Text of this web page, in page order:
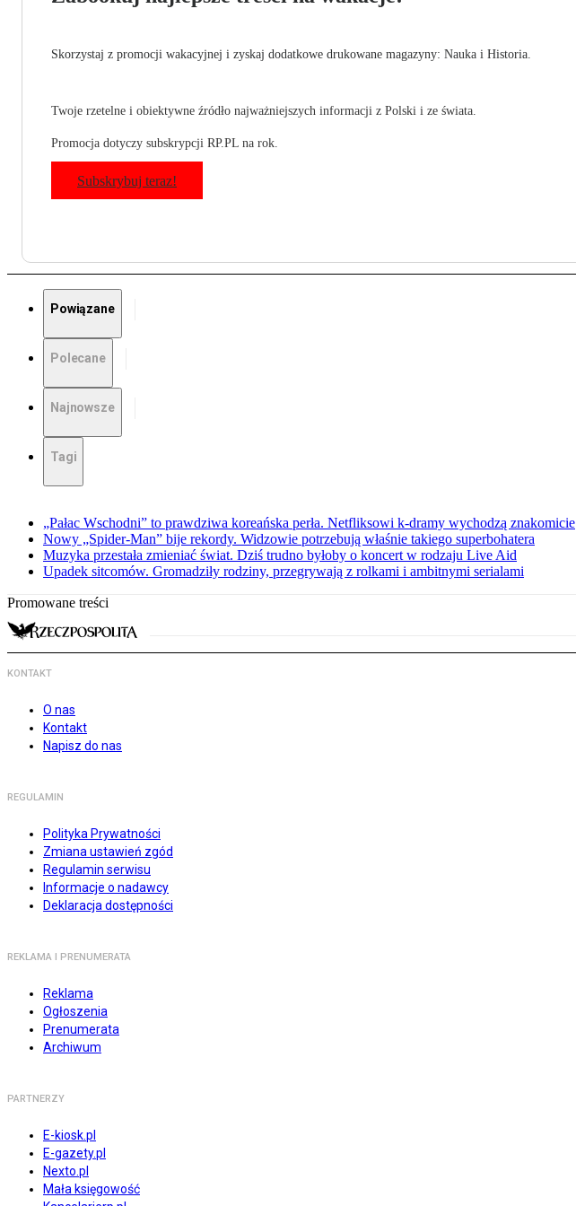
Skorzystaj z promocji wakacyjnej i zyskaj dodatkowe drukowane magazyny: Nauka i Historia.
Twoje rzetelne i obiektywne źródło najważniejszych informacji z Polski i ze świata.
Promocja dotyczy subskrypcji RP.PL na rok.
Subskrybuj teraz!
Powiązane
Polecane
Najnowsze
Tagi
„Pałac Wschodni” to prawdziwa koreańska perła. Netfliksowi k-dramy wychodzą znakomicie
Nowy „Spider-Man” bije rekordy. Widzowie potrzebują właśnie takiego superbohatera
Muzyka przestała zmieniać świat. Dziś trudno byłoby o koncert w rodzaju Live Aid
Upadek sitcomów. Gromadziły rodziny, przegrywają z rolkami i ambitnymi serialami
Promowane treści
KONTAKT
O nas
Kontakt
Napisz do nas
REGULAMIN
Polityka Prywatności
Zmiana ustawień zgód
Regulamin serwisu
Informacje o nadawcy
Deklaracja dostępności
REKLAMA I PRENUMERATA
Reklama
Ogłoszenia
Prenumerata
Archiwum
PARTNERZY
E-kiosk.pl
E-gazety.pl
Nexto.pl
Mała księgowość